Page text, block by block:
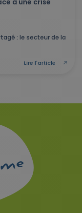
à une crise
: le secteur de la
Lire l'article